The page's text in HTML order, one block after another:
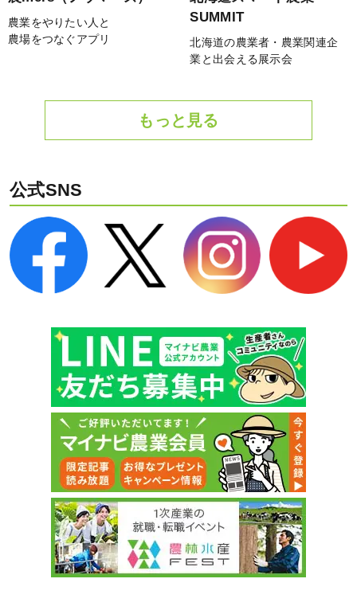
農業をやりたい人と
農場をつなぐアプリ
SUMMIT
北海道の農業者・農業関連企
業と出会える展示会
もっと見る
公式SNS